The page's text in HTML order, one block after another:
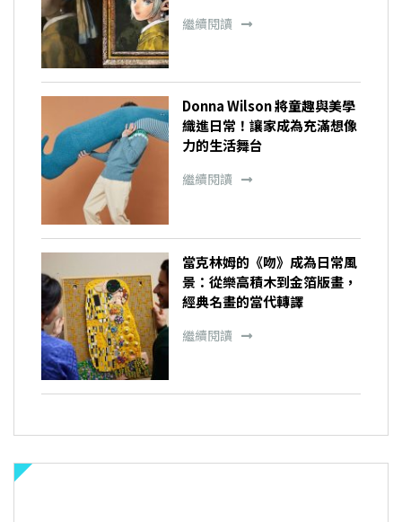
繼續閱讀
Donna Wilson 將童趣與美學
織進日常！讓家成為充滿想像
力的生活舞台
繼續閱讀
當克林姆的《吻》成為日常風
景：從樂高積木到金箔版畫，
經典名畫的當代轉譯
繼續閱讀